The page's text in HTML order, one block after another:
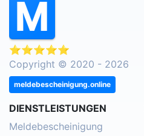
⭐⭐⭐⭐⭐
Copyright © 2020 - 2026
meldebescheinigung.online
DIENSTLEISTUNGEN
Meldebescheinigung